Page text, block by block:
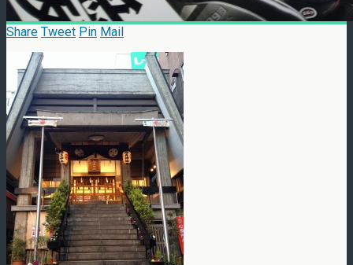
Share Tweet Pin Mail